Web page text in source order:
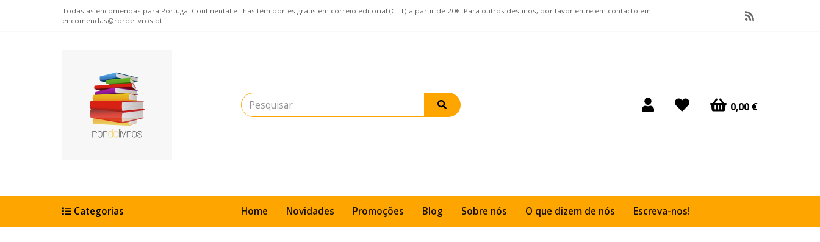
Todas as encomendas para Portugal Continental e Ilhas têm portes grátis em correio editorial (CTT) a partir de 20€. Para outros destinos, por favor entre em contacto em
encomendas@rordelivros.pt
0,00 €
Home Novidades Promoções Blog Sobre nós O que dizem de nós Escreva-nos!
Categorias